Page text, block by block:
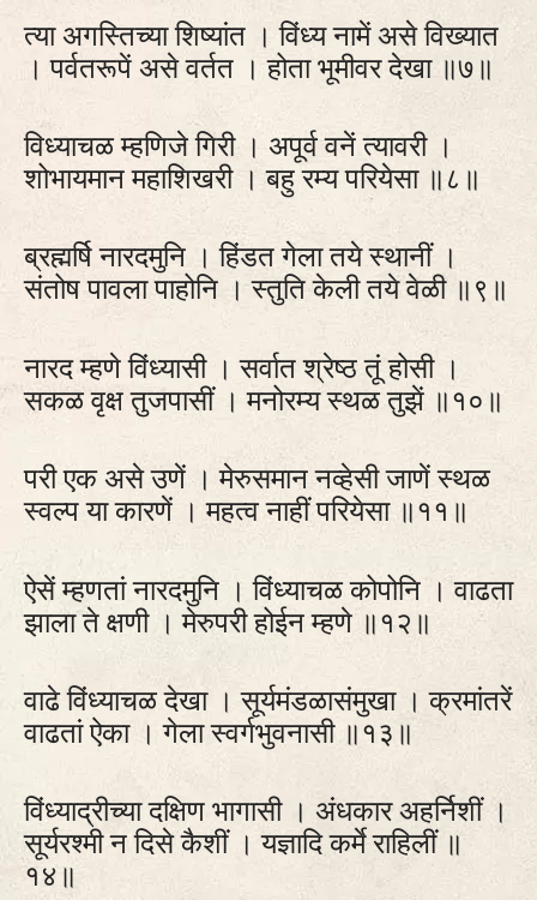
त्या अगस्तिच्या शिष्यांत । विंध्य नामें असे विख्यात
। पर्वतरूपें असे वर्तत । होता भूमीवर देखा ॥७॥
विध्याचळ म्हणिजे गिरी । अपूर्व वनें त्यावरी ।
शोभायमान महाशिखरी । बहु रम्य परियेसा ॥८॥
ब्रह्मर्षि नारदमुनि । हिंडत गेला तये स्थानीं ।
संतोष पावला पाहोनि । स्तुति केली तये वेळी ॥९॥
नारद म्हणे विंध्यासी । सर्वात श्रेष्ठ तूं होसी ।
सकळ वृक्ष तुजपासीं । मनोरम्य स्थळ तुझें ॥१०॥
परी एक असे उणें । मेरुसमान नव्हेसी जाणें स्थळ
स्वल्प या कारणें । महत्व नाहीं परियेसा ॥११॥
ऐसें म्हणतां नारदमुनि । विंध्याचळ कोपोनि । वाढता
झाला ते क्षणी । मेरुपरी होईन म्हणे ॥१२॥
वाढे विंध्याचळ देखा । सूर्यमंडळासंमुखा । क्रमांतरें
वाढतां ऐका । गेला स्वर्गभुवनासी ॥१३॥
विंध्याद्रीच्या दक्षिण भागासी । अंधकार अहर्निशीं ।
सूर्यरश्मी न दिसे कैशीं । यज्ञादि कर्मे राहिलीं ॥
१४॥